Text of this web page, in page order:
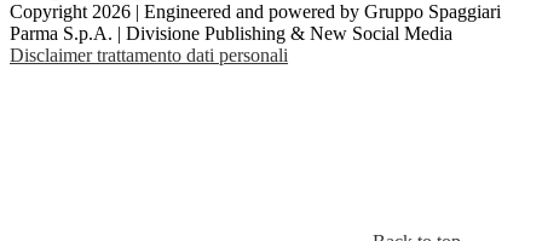
Copyright 2026 | Engineered and powered by Gruppo Spaggiari
Parma S.p.A. | Divisione Publishing & New Social Media
Disclaimer trattamento dati personali